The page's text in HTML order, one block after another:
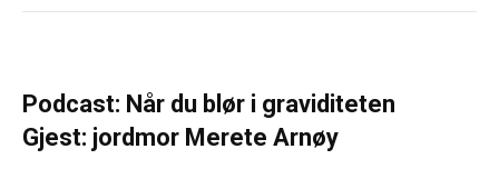
Podcast: Når du blør i graviditeten
Gjest: jordmor Merete Arnøy